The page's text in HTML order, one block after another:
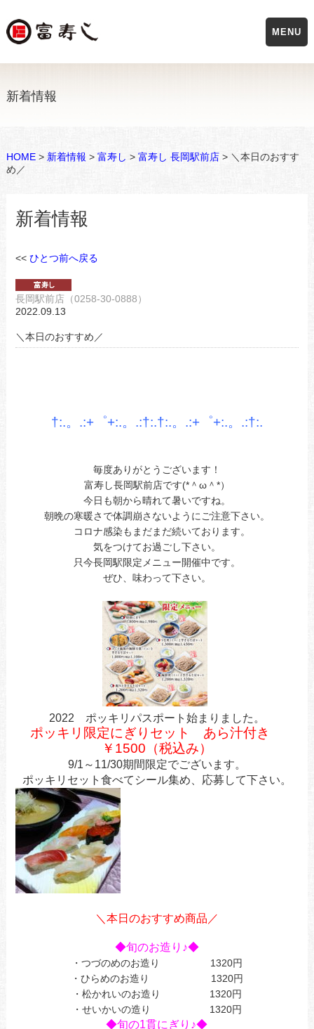
新着情報
HOME> 新着情報 > 富寿し > 富寿し 長岡駅前店> ＼本日のおすす
め／
新着情報
<< ひとつ前へ戻る
長岡駅前店（0258-30-0888）
2022.09.13
＼本日のおすすめ／
†:.。.:+゜+:.。.:†:.†:.。.:+゜+:.。.:†:.
毎度ありがとうございます！
富寿し長岡駅前店です(*＾ω＾*）
今日も朝から晴れて暑いですね。
朝晩の寒暖さで体調崩さないようにご注意下さい。
コロナ感染もまだまだ続いております。
気をつけてお過ごし下さい。
只今長岡駅限定メニュー開催中です。
ぜひ、味わって下さい。
2022 ポッキリパスポート始まりました。
ポッキリ限定にぎりセット あら汁付き
￥1500（税込み）
9/1～11/30期間限定でございます。
ポッキリセット食べてシール集め、応募して下さい。
＼本日のおすすめ商品／
◆旬のお造り♪◆
・つづのめのお造り 1320円
・ひらめのお造り 1320円
・松かれいのお造り 1320円
・せいかいの造り 1320円
◆旬の1貫にぎり♪◆
MENU